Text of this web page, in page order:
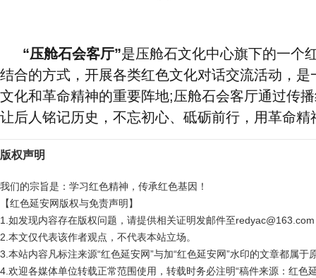
“压舱石会客厅”是压舱石文化中心旗下的一个
结合的方式，开展各类红色文化对话交流活动，
文化和革命精神的重要阵地;压舱石会客厅通过传
让后人铭记历史，不忘初心、砥砺前行，用革命
版权声明
我们的宗旨是：学习红色精神，传承红色基因！
【红色延安网版权与免责声明】
1.如发现内容存在版权问题，请提供相关证明发邮件至
2.本文仅代表该作者观点，不代表本站立场。
3.本站内容凡标注来源“红色延安网”与加“红色延安网”水印的文章都属
4.欢迎各媒体单位转载正常范围使用，转载时务必注明“稿件来源：红色